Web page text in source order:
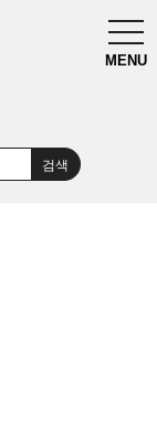
MENU